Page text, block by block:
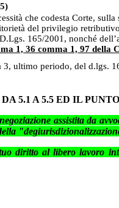
che codesta Corte,
del privilegio
165/2001, nonché
1, 36 comma 1, 97 della
ultimo periodo, del d.lgs.
5.1 A 5.5 ED IL
assistita da
diritto al libero lavoro